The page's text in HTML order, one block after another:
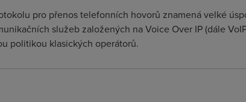
pro přenos telefonních hovorů znamená velké
služeb založených na Voice Over IP (dále
politikou klasických operátorů.